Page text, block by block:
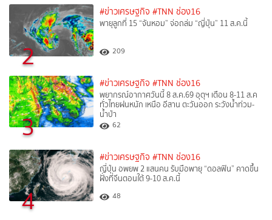
2
#ข่าวเศรษฐกิจ #TNN ช่อง16
พายุลูกที่ 15 “จันหอม” จ่อถล่ม “ญี่ปุ่น” 11 ส.ค.นี้
209
3
#ข่าวเศรษฐกิจ #TNN ช่อง16
พยากรณ์อากาศวันนี้ 8 ส.ค.69 อุตุฯ เตือน 8-11 ส.ค
ทั่วไทยฝนหนัก เหนือ อีสาน ตะวันออก ระวังน้ำท่วม-
น้ำป่า
62
4
#ข่าวเศรษฐกิจ #TNN ช่อง16
ญี่ปุ่น อพยพ 2 แสนคน รับมือพายุ “ดอลฟิน” คาดขึ้น
ฝั่งที่จีนตอนใต้ 9-10 ส.ค.นี้
48